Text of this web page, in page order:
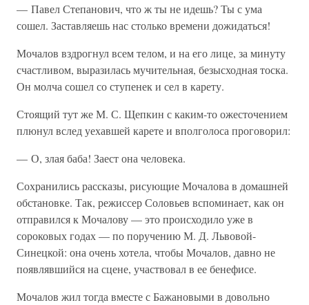
— Павел Степанович, что ж ты не идешь? Ты с ума
сошел. Заставляешь нас столько времени дожидаться!
Мочалов вздрогнул всем телом, и на его лице, за минуту
счастливом, выразилась мучительная, безысходная тоска.
Он молча сошел со ступенек и сел в карету.
Стоящий тут же М. С. Щепкин с каким-то ожесточением
плюнул вслед уехавшей карете и вполголоса проговорил:
— О, злая баба! Заест она человека.
Сохранились рассказы, рисующие Мочалова в домашней
обстановке. Так, режиссер Соловьев вспоминает, как он
отправился к Мочалову — это происходило уже в
сороковых годах — по поручению М. Д. Львовой-
Синецкой: она очень хотела, чтобы Мочалов, давно не
появлявшийся на сцене, участвовал в ее бенефисе.
Мочалов жил тогда вместе с Бажановыми в довольно